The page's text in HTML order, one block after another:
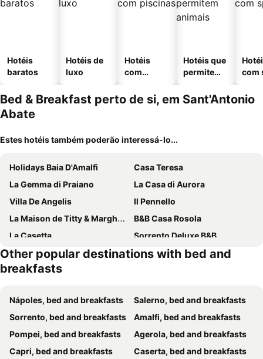
Hotéis
baratos
Hotéis de
luxo
Hotéis
com
Hotéis que
permitem
com
Bed & Breakfast perto de si, em Sant'Antonio
Abate
Estes hotéis também poderão interessá-lo...
Holidays Baia D'Amalfi
Casa Teresa
La Gemma di Praiano
La Casa di Aurora
Villa De Angelis
Il Pennello
La Maison de Titty & Margherita
B&B Casa Rosola
La Casetta
Sorrento Deluxe B&B
B&b Le Tre Isole Sorrento
Casa Barbara
A Casa Da Mami
Residenza Al Pesce d'Oro
Marea
Sorrento Pool&Suites
Domus Sole
New Royal
Palazzo Tritone & Abagnale
Villa Maiki
Vhome
Other popular destinations with bed and
breakfasts
Nápoles, bed and breakfasts
Salerno, bed and breakfasts
Sorrento, bed and breakfasts
Amalfi, bed and breakfasts
Pompei, bed and breakfasts
Agerola, bed and breakfasts
Capri, bed and breakfasts
Caserta, bed and breakfasts